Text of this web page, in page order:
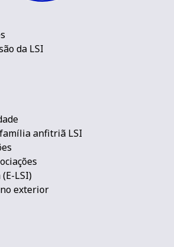
da LSI
anfitriã LSI
LSI)
exterior